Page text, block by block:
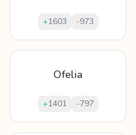
+1603 -973
Ofelia
+1401 -797